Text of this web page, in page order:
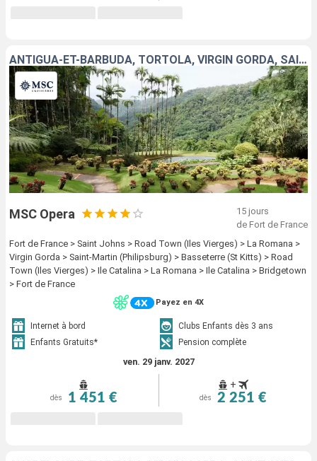
ANTIGUA-ET-BARBUDA, TORTOLA, VIRGIN GORDA, SAINT-MARTIN, SAINT-CHRISTOPHE-ET-NIÉVÈS, RÉPUBLIQUE DOMINICAINE, BARBADE, MARTINIQUE
MSC Opera
15 jours
de Fort de France
Fort de France > Saint Johns > Road Town (Iles Vierges) > La Romana >
Virgin Gorda > Saint-Martin (Philipsburg) > Basseterre (St Kitts) > Road
Town (Iles Vierges) > Ile Catalina > La Romana > Ile Catalina > Bridgetown
> Fort de France
Payez en 4X
Internet à bord
Clubs Enfants dès 3 ans
Enfants Gratuits*
Pension complète
ven. 29 janv. 2027
dès 1 451 €
+
dès 2 251 €